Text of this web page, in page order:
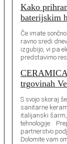
Kako
baterijskim
Če imate
ravno sredi
izgubijo, vi pa
predstavimo
trgovinah
S svojo skoraj
sanitarne
italijanski
tehnologije.
partnerstvo
Dolomite vam